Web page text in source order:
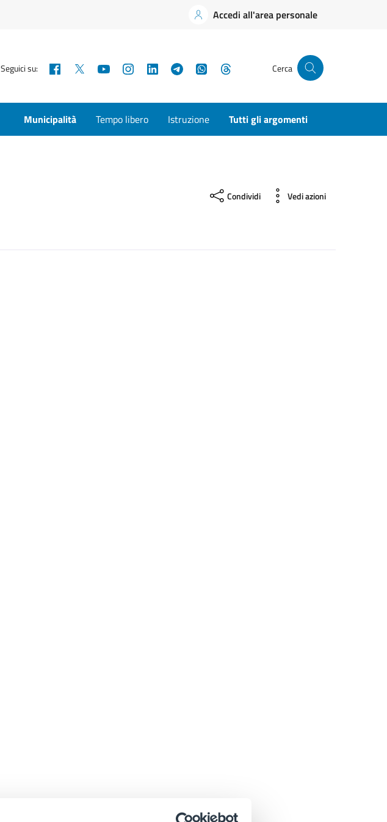
Accedi all'area personale
Seguici su: Facebook YouTubeInstagramLinkedInTelegramWhatsApp Cerca
Municipalità Tempo libero Istruzione Tutti gli argomenti
Condividi Vedi azioni